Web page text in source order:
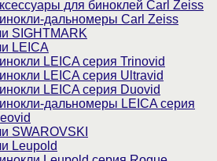
для биноклей Carl Zeiss
дальномеры Carl Zeiss
SIGHTMARK
LEICA
LEICA серия Trinovid
LEICA серия Ultravid
LEICA серия Duovid
дальномеры LEICA серия
SWAROVSKI
Leupold